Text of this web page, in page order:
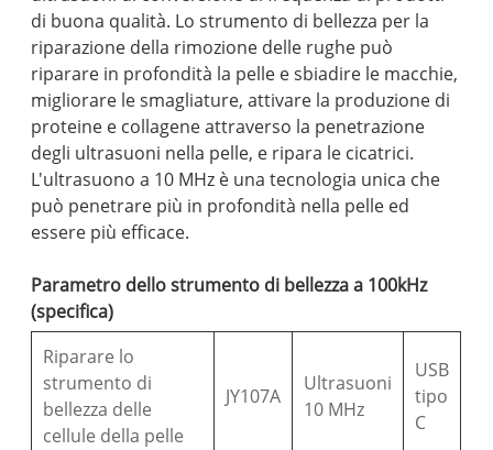
di buona qualità. Lo strumento di bellezza per la
riparazione della rimozione delle rughe può
riparare in profondità la pelle e sbiadire le macchie,
migliorare le smagliature, attivare la produzione di
proteine ​​e collagene attraverso la penetrazione
degli ultrasuoni nella pelle, e ripara le cicatrici.
L'ultrasuono a 10 MHz è una tecnologia unica che
può penetrare più in profondità nella pelle ed
essere più efficace.
Parametro dello strumento di bellezza a 100kHz
(specifica)
Riparare lo
strumento di
bellezza delle
cellule della pelle
JY107A
Ultrasuoni
10 MHz
USB
tipo
C